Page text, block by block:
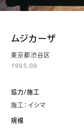
ムジカーザ
東京都渋谷区
1995.09
協力/施工
施工：イシマ
規模